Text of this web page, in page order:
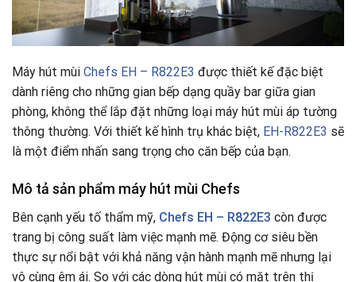
Máy hút mùi Chefs EH – R822E3 được thiết kế đặc biệt
dành riêng cho những gian bếp dạng quầy bar giữa gian
phòng, không thể lắp đặt những loại máy hút mùi áp tường
thông thường. Với thiết kế hình trụ khác biệt, EH-R822E3 sẽ
là một điểm nhấn sang trọng cho căn bếp của bạn.
Mô tả sản phẩm máy hút mùi Chefs
Bên cạnh yếu tố thẩm mỹ, Chefs EH – R822E3 còn được
trang bị công suất làm việc mạnh mẽ. Động cơ siêu bền
thực sự nổi bật với khả năng vận hành mạnh mẽ nhưng lại
vô cùng êm ái. So với các dòng hút mùi có mặt trên thị